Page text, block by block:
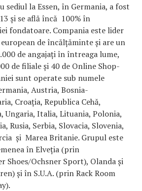
sediul la Essen, în Germania, a fost
și se află încă 100% în
fondatoare. Compania este lider
de încălțăminte și are un
de angajați în întreaga lume,
de filiale și 40 de Online Shop-
sunt operate sub numele
Austria, Bosnia-
Croația, Republica Cehă,
Ungaria, Italia, Lituania, Polonia,
Rusia, Serbia, Slovacia, Slovenia,
și Marea Britanie. Grupul este
în Elveția (prin
Shoes/Ochsner Sport), Olanda și
și în S.U.A. (prin Rack Room